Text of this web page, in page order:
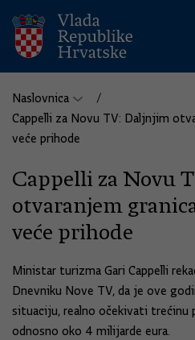
Naslovnica
Cappelli za Novu TV: Daljnjim
veće prihode
Cappelli za Novu
otvaranjem
veće prihode
Ministar turizma Gari Cappelli
Dnevniku Nove TV, da je ove
situaciju, realno očekivati trećinu
odnosno oko 4 milijarde eura.